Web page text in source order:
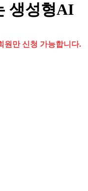
생성형AI
원만 신청 가능합니다.